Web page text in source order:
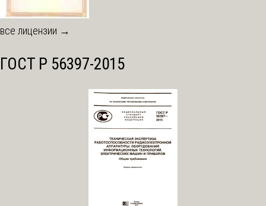
все лицензии →
ГОСТ Р 56397-2015